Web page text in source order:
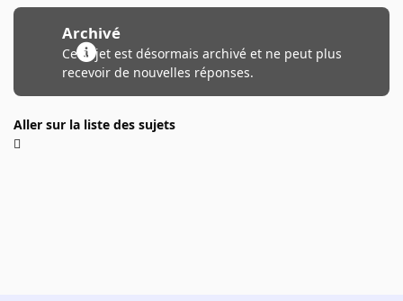
Archivé
Ce sujet est désormais archivé et ne peut plus
recevoir de nouvelles réponses.
Aller sur la liste des sujets